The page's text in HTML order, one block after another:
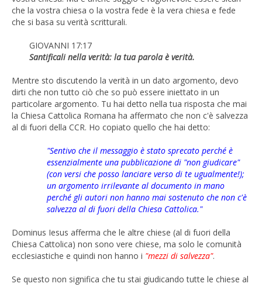
che la vostra chiesa o la vostra fede è la vera chiesa e fede
che si basa su verità scritturali.
GIOVANNI 17:17
Santificali nella verità: la tua parola è verità.
Mentre sto discutendo la verità in un dato argomento, devo
dirti che non tutto ciò che so può essere iniettato in un
particolare argomento. Tu hai detto nella tua risposta che mai
la Chiesa Cattolica Romana ha affermato che non c'è salvezza
al di fuori della CCR. Ho copiato quello che hai detto:
"Sentivo che il messaggio è stato sprecato perché è
essenzialmente una pubblicazione di "non giudicare"
(con versi che posso lanciare verso di te ugualmente!);
un argomento irrilevante al documento in mano
perché gli autori non hanno mai sostenuto che non c'è
salvezza al di fuori della Chiesa Cattolica."
Dominus Iesus afferma che le altre chiese (al di fuori della
Chiesa Cattolica) non sono vere chiese, ma solo le comunità
ecclesiastiche e quindi non hanno i "mezzi di salvezza".
Se questo non significa che tu stai giudicando tutte le chiese al